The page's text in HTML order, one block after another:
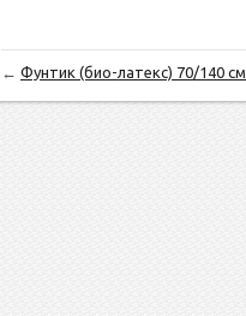
← Фунтик (био-латекс) 70/140 см